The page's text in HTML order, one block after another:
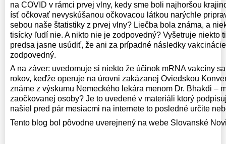
na COVID v rámci prvej vlny, kedy sme boli najhoršou
ísť očkovať nevyskúšanou očkovacou látkou narýchle
sebou naše štatistiky z prvej vlny? Liečba bola známa, a
tisícky ľudí nie. A nikto nie je zodpovedný? Vyšetruje niekto
predsa jasne usúdiť, že ani za prípadné následky
zodpovedný.
A na záver: uvedomuje si niekto že účinok mRNA vakcíny
rokov, keďže operuje na úrovni zakázanej Oviedskou
známe z výskumu Nemeckého lekára menom Dr. Bhakdi –
zaočkovanej osoby? Je to uvedené v materiáli ktorý
našiel pred pár mesiacmi na internete to posledné určite
Tento blog bol pôvodne uverejnený na webe Slovanské